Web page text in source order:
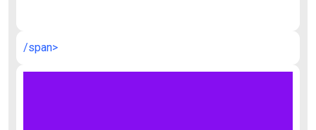
/span>